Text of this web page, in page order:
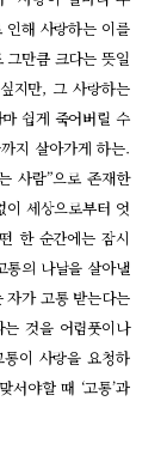
인해 사랑하는 이를
그만큼 크다는 뜻일
지만, 그 사랑하는
쉽게 죽어버릴 수
지 살아가게 하는.
사람”으로 존재한
세상으로부터 엇
한 순간에는 잠시
통의 나날을 살아낼
자가 고통 받는다는
것을 어렴풋이나
이 사랑을 요청하
서야할 때 ‘고통’과